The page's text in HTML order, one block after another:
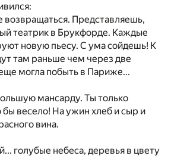
Представляешь,
театрик в Брукфорде. Каждые
новую пьесу. С ума сойдешь! К
там раньше чем через две
могла побыть в Париже...
мансарду. Ты только
бы весело! На ужин хлеб и сыр и
вина.
голубые небеса, деревья в цвету